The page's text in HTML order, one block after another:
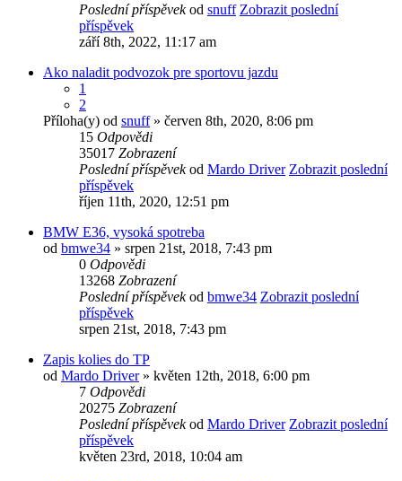
Poslední příspěvekod snuff Zobrazit poslední
příspěvek
září 8th, 2022, 11:17 am
Ako naladit podvozok pre sportovu jazdu
1
2
Příloha(y) od snuff» červen 8th, 2020, 8:06 pm
15 Odpovědi
35017 Zobrazení
Poslední příspěvekod Mardo Driver Zobrazit poslední
příspěvek
říjen 11th, 2020, 12:51 pm
BMW E36, vysoká spotreba
od bmwe34 » srpen 21st, 2018, 7:43 pm
0 Odpovědi
13268 Zobrazení
Poslední příspěvekod bmwe34 Zobrazit poslední
příspěvek
srpen 21st, 2018, 7:43 pm
Zapis kolies do TP
od Mardo Driver» květen 12th, 2018, 6:00 pm
7 Odpovědi
20275 Zobrazení
Poslední příspěvekod Mardo Driver Zobrazit poslední
příspěvek
květen 23rd, 2018, 10:04 am